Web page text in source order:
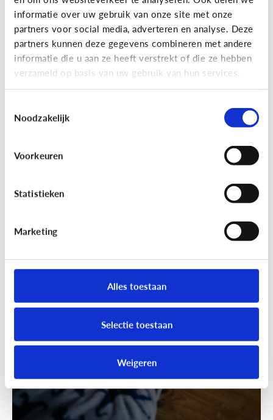
informatie over uw gebruik van onze site met onze
partners voor social media, adverteren en analyse. Deze
partners kunnen deze gegevens combineren met andere
informatie die u aan ze heeft verstrekt of die ze hebben
verzameld op basis van uw gebruik van hun services.
Noodzakelijk
Voorkeuren
Statistieken
Marketing
Alles toestaan
Selectie toestaan
Weigeren
Bijzonder digitaal
Mijn kind is slechtziend of blind.
Welke apps of toepassingen
Mijn kind heeft moeite met
schrijven en spelling. Welke apps
of toepassingen kunnen helpen?